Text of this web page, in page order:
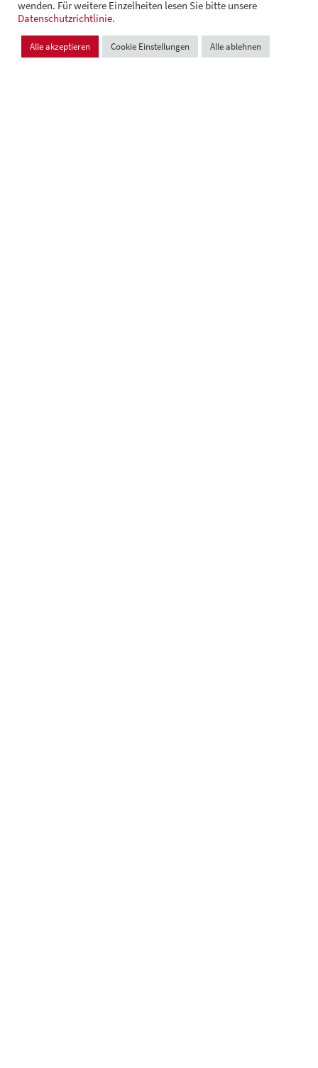
© Andrä Consulting Datenschutz
Cookie Einstellungen
Design und Entwicklung:VI BRAND STUDIOS
wenden. Für weitere Einzelheiten lesen Sie bitte unsere
Datenschutzrichtlinie.
Alle akzeptieren Cookie Einstellungen Alle ablehnen